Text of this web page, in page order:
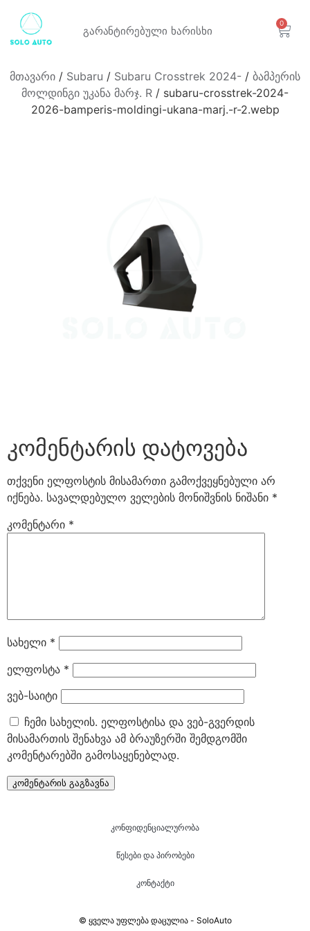
გარანტირებული ხარისხი
0
მთავარი / Subaru / Subaru Crosstrek 2024- / ბამპერის
მოლდინგი უკანა მარჯ. R / subaru-crosstrek-2024-
2026-bamperis-moldingi-ukana-marj.-r-2.webp
კომენტარის დატოვება
თქვენი ელფოსტის მისამართი გამოქვეყნებული არ
იქნება. სავალდებულო ველების მონიშვნის ნიშანი *
კომენტარი *
სახელი *
ელფოსტა *
ვებ-საიტი
ჩემი სახელის. ელფოსტისა და ვებ-გვერდის
მისამართის შენახვა ამ ბრაუზერში შემდგომში
კომენტარებში გამოსაყენებლად.
კონფიდენციალურობა
წესები და პირობები
კონტაქტი
© ყველა უფლება დაცულია - SoloAuto